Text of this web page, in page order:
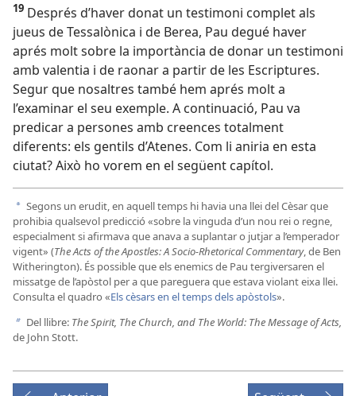
19 Després d’haver donat un testimoni complet als
jueus de Tessalònica i de Berea, Pau degué haver
aprés molt sobre la importància de donar un testimoni
amb valentia i de raonar a partir de les Escriptures.
Segur que nosaltres també hem aprés molt a
l’examinar el seu exemple. A continuació, Pau va
predicar a persones amb creences totalment
diferents: els gentils d’Atenes. Com li aniria en esta
ciutat? Això ho vorem en el següent capítol.
a Segons un erudit, en aquell temps hi havia una llei del Cèsar que
prohibia qualsevol predicció «sobre la vinguda d’un nou rei o regne,
especialment si afirmava que anava a suplantar o jutjar a l’emperador
vigent» (The Acts of the Apostles: A Socio-Rhetorical Commentary, de Ben
Witherington). És possible que els enemics de Pau tergiversaren el
missatge de l’apòstol per a que pareguera que estava violant eixa llei.
Consulta el quadro «Els cèsars en el temps dels apòstols».
b Del llibre: The Spirit, The Church, and The World: The Message of Acts,
de John Stott.